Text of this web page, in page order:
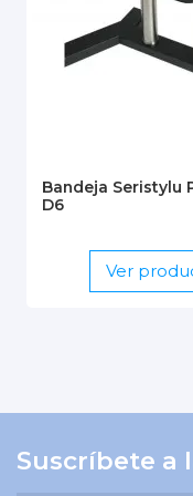
Bandeja Seristylu
D6
Ver
Suscríbete a